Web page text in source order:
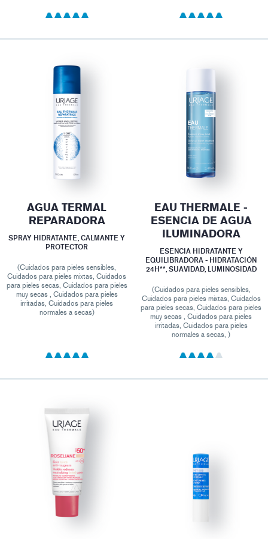
AGUA TERMAL
REPARADORA
SPRAY HIDRATANTE, CALMANTE Y
PROTECTOR
(Cuidados para pieles sensibles,
Cuidados para pieles mixtas, Cuidados
para pieles secas, Cuidados para pieles
muy secas , Cuidados para pieles
irritadas, Cuidados para pieles
normales a secas)
EAU THERMALE -
ESENCIA DE AGUA
ILUMINADORA
ESENCIA HIDRATANTE Y
EQUILIBRADORA - HIDRATACIÓN
24H**, SUAVIDAD, LUMINOSIDAD
(Cuidados para pieles sensibles,
Cuidados para pieles mixtas, Cuidados
para pieles secas, Cuidados para pieles
muy secas , Cuidados para pieles
irritadas, Cuidados para pieles
normales a secas, )